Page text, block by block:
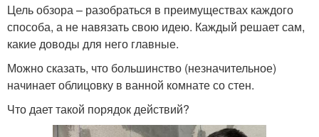
Цель обзора – разобраться в преимуществах каждого
способа, а не навязать свою идею. Каждый решает сам,
какие доводы для него главные.
Можно сказать, что большинство (незначительное)
начинает облицовку в ванной комнате со стен.
Что дает такой порядок действий?